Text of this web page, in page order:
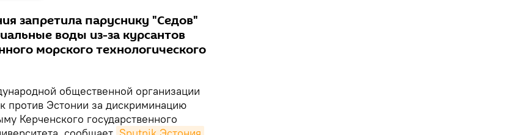
запретила паруснику "Седов"
воды из-за курсантов
морского технологического
общественной организации
против Эстонии за дискриминацию
Керченского государственного